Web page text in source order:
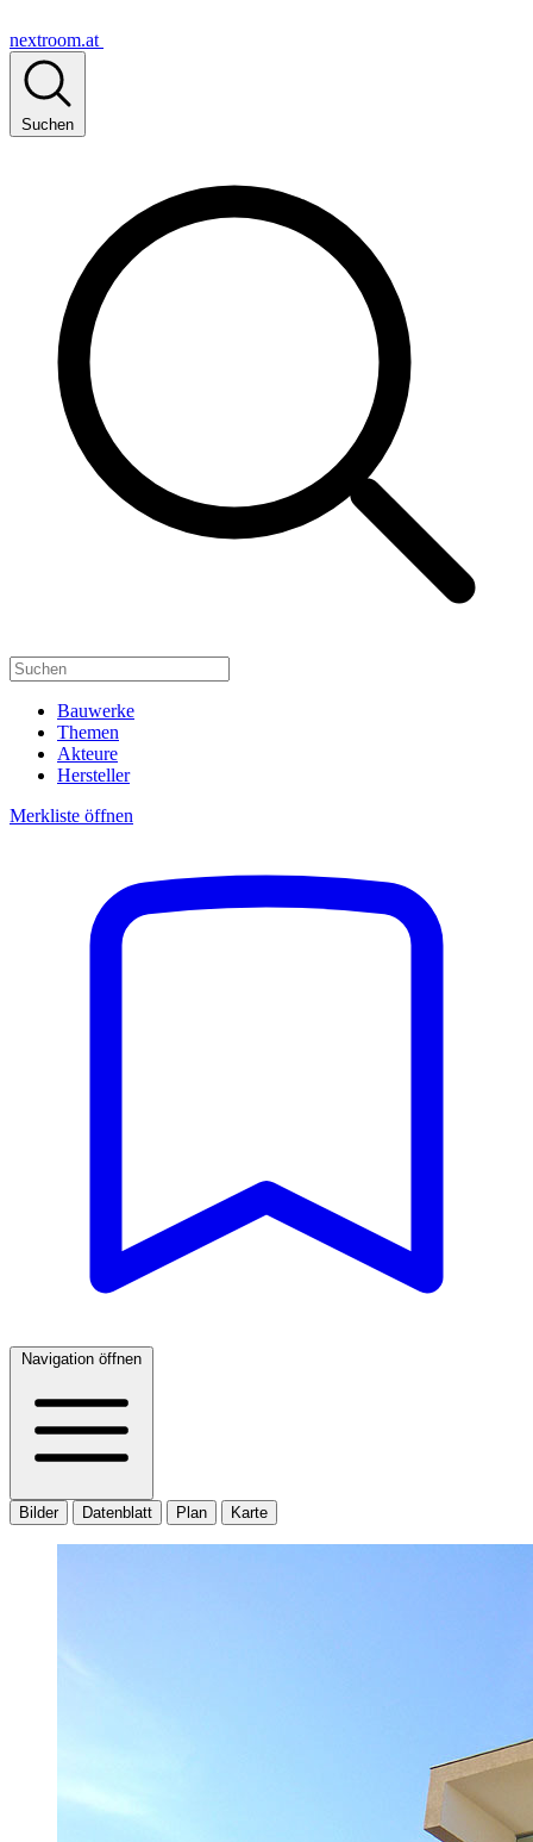
nextroom.at
Suchen
Bauwerke
Themen
Akteure
Hersteller
Merkliste öffnen
Navigation öffnen
Bilder Datenblatt Plan Karte